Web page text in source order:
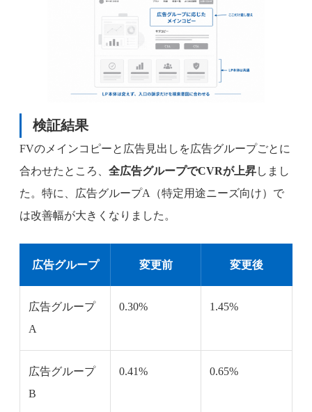
検証結果
FVのメインコピーと広告見出しを広告グループごとに
合わせたところ、 全広告グループでCVRが上昇しまし
た。特に、広告グループA（特定用途ニーズ向け）で
は改善幅が大きくなりました。
広告グループ 変更前 変更後
広告グループ
A
0.30% 1.45%
広告グループ
B
0.41% 0.65%